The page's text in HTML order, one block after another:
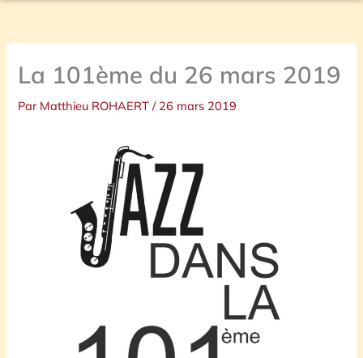
La 101ème du 26 mars 2019
Par Matthieu ROHAERT/ 26 mars 2019